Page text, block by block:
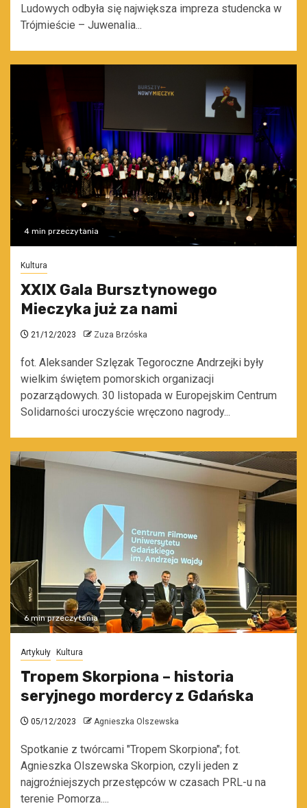
Ludowych odbyła się największa impreza studencka w
Trójmieście – Juwenalia...
4 min przeczytania
Kultura
XXIX Gala Bursztynowego
Mieczyka już za nami
21/12/2023 Zuza Brzóska
fot. Aleksander Szlęzak Tegoroczne Andrzejki były
wielkim świętem pomorskich organizacji
pozarządowych. 30 listopada w Europejskim Centrum
Solidarności uroczyście wręczono nagrody...
6 min przeczytania
Artykuły Kultura
Tropem Skorpiona – historia
seryjnego mordercy z Gdańska
05/12/2023 Agnieszka Olszewska
Spotkanie z twórcami "Tropem Skorpiona"; fot.
Agnieszka Olszewska Skorpion, czyli jeden z
najgroźniejszych przestępców w czasach PRL-u na
terenie Pomorza....